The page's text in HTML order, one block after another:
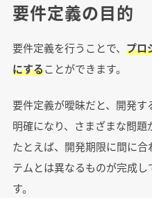
要件定義の目的
要件定義を行うことで、 プロ
にすることができます。
要件定義が曖昧だと、開発
明確になり、さまざまな問題
たとえば、開発期限に間に
テムとは異なるものが完成
す。